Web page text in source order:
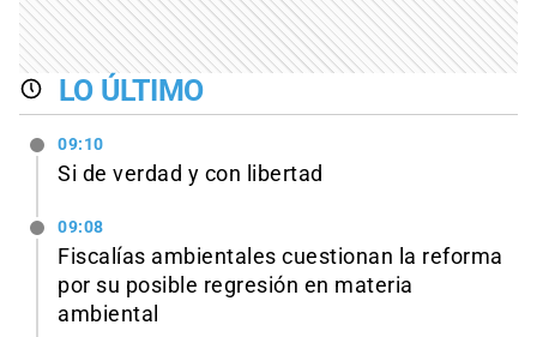
LO ÚLTIMO
09:10
Si de verdad y con libertad
09:08
Fiscalías ambientales cuestionan la reforma
por su posible regresión en materia
ambiental